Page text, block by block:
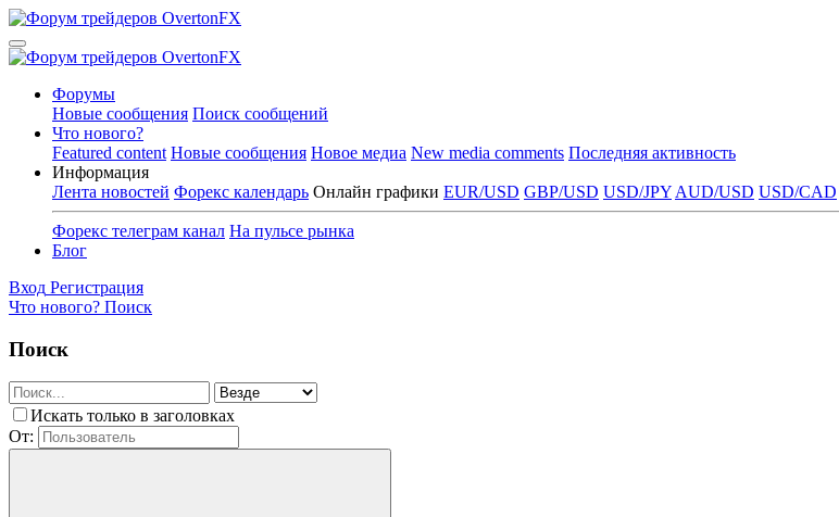
Форумы
Новые сообщения Поиск сообщений
Что нового?
Featured content Новые сообщения Новое медиа New media comments Последняя активность
Информация
Лента новостей Форекс календарь Онлайн графики EUR/USD GBP/USD USD/JPY AUD/USD USD/CAD
Форекс телеграм канал На пульсе рынка
Блог
Вход Регистрация
Что нового? Поиск
Поиск
Искать только в заголовках
От: